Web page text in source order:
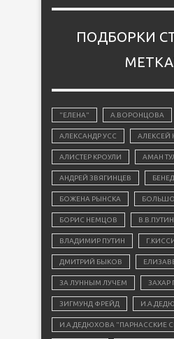
ПОДБОРКИ
"ЕЛЕНА" А.ВОРОНЦОВА
АЛЕКСАНДР УСС АЛЕКСЕЙ
АЛИСТЕР КРОУЛИ АМАН
АНДРЕЙ ЗВЯГИНЦЕВ
БОЖЕНА РЫНСКА
БОРИС НЕМЦОВ В.В.ПУТИН
ВЛАДИМИР ПУТИН
ДМИТРИЙ БЫКОВ
ЗА ЛУННЫМ ЛУЧЕМ ЗАХАР
ЗИГМУНД ФРЕЙД
И.А.ДЕДЮХОВА "ПАРНАССКИЕ